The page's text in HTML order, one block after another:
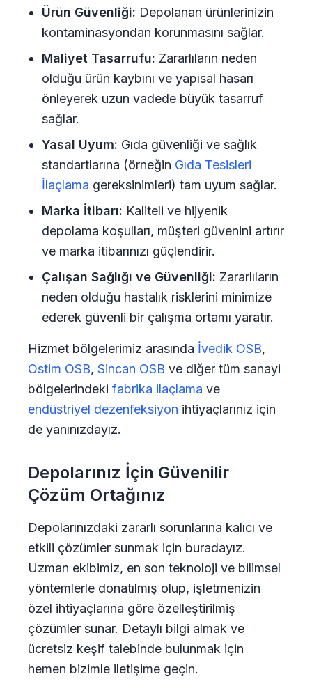
Ürün Güvenliği: Depolanan ürünlerinizin
kontaminasyondan korunmasını sağlar.
Maliyet Tasarrufu: Zararlıların neden
olduğu ürün kaybını ve yapısal hasarı
önleyerek uzun vadede büyük tasarruf
sağlar.
Yasal Uyum: Gıda güvenliği ve sağlık
standartlarına (örneğin Gıda Tesisleri
İlaçlama gereksinimleri) tam uyum sağlar.
Marka İtibarı: Kaliteli ve hijyenik
depolama koşulları, müşteri güvenini artırır
ve marka itibarınızı güçlendirir.
Çalışan Sağlığı ve Güvenliği: Zararlıların
neden olduğu hastalık risklerini minimize
ederek güvenli bir çalışma ortamı yaratır.
Hizmet bölgelerimiz arasında İvedik OSB,
Ostim OSB, Sincan OSB ve diğer tüm sanayi
bölgelerindeki fabrika ilaçlama ve
endüstriyel dezenfeksiyon ihtiyaçlarınız için
de yanınızdayız.
Depolarınız İçin Güvenilir
Çözüm Ortağınız
Depolarınızdaki zararlı sorunlarına kalıcı ve
etkili çözümler sunmak için buradayız.
Uzman ekibimiz, en son teknoloji ve bilimsel
yöntemlerle donatılmış olup, işletmenizin
özel ihtiyaçlarına göre özelleştirilmiş
çözümler sunar. Detaylı bilgi almak ve
ücretsiz keşif talebinde bulunmak için
hemen bizimle iletişime geçin.